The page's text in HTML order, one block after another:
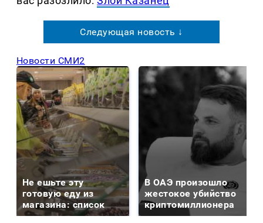
Следующая новость ↓
Новости СМИ2
Не ешьте эту
готовую еду из
магазина: список
В ОАЭ произошло
жестокое убийство
криптомиллионера